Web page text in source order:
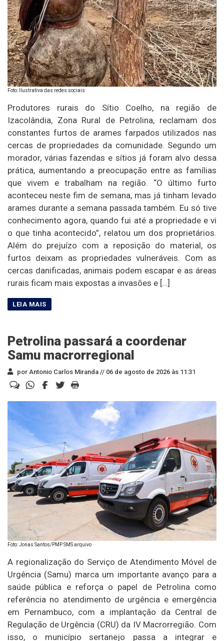
Foto: Ilustrativa das redes sociais
Produtores rurais do Sítio Coelho, na região de
Izacolândia, Zona Rural de Petrolina, reclamam dos
constantes furtos de arames farpados utilizados nas
cercas de propriedades da comunidade. Segundo um
morador, várias fazendas e sítios já foram alvo dessa
prática, aumentando a preocupação entre as famílias
que vivem e trabalham na região. “O último furto
aconteceu neste fim de semana, mas já tinham levado
arames durante a semana passada também. Eu só tive
conhecimento agora, quando fui até a propriedade e vi
o que tinha acontecido”, relatou um dos proprietários.
Além do prejuízo com a reposição do material, os
furtos deixam as propriedades vulneráveis. Com as
cercas danificadas, animais podem escapar e as áreas
rurais ficam mais expostas a invasões e […]
Petrolina passará a coordenar
Samu macrorregional
por Antonio Carlos Miranda // 06 de agosto de 2026 às 11:31
Foto: Jonas Santos/PMP SMS arquivo
A regionalização do Serviço de Atendimento Móvel de
Urgência (Samu) marca um importante avanço para a
saúde pública e reforça o papel de Petrolina como
referência no atendimento de urgência e emergência
em Pernambuco, com a implantação da Central de
Regulação de Urgência (CRU) da IV Macrorregião. Com
isso, o município sertanejo passa a integrar e